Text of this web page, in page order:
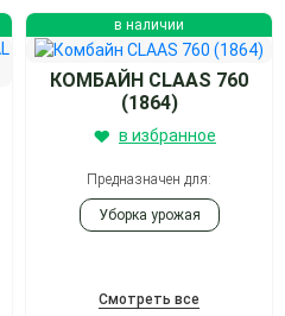
в наличии
КОМБАЙН CLAAS 760
(1864)
в избранное
Предназначен для:
Уборка урожая
Смотреть все